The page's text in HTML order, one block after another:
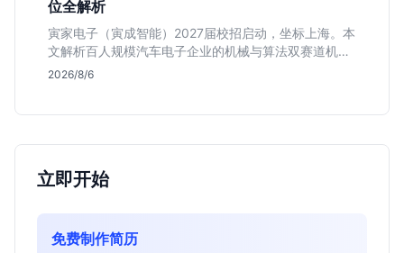
位全解析
寅家电子（寅成智能）2027届校招启动，坐标上海。本
文解析百人规模汽车电子企业的机械与算法双赛道机
会，分析薪资面议背后的含金量及应届生成长路径，助
2026/8/6
立即开始
免费制作简历